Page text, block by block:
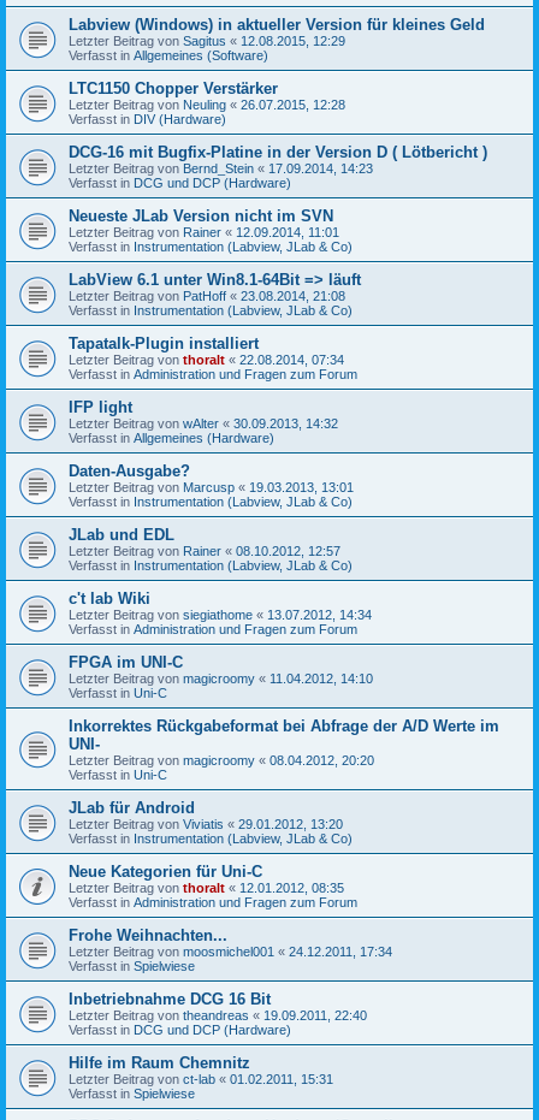
Labview (Windows) in aktueller Version für kleines Geld
Letzter Beitrag von Sagitus « 12.08.2015, 12:29
Verfasst in Allgemeines (Software)
LTC1150 Chopper Verstärker
Letzter Beitrag von Neuling « 26.07.2015, 12:28
Verfasst in DIV (Hardware)
DCG-16 mit Bugfix-Platine in der Version D ( Lötbericht )
Letzter Beitrag von Bernd_Stein « 17.09.2014, 14:23
Verfasst in DCG und DCP (Hardware)
Neueste JLab Version nicht im SVN
Letzter Beitrag von Rainer « 12.09.2014, 11:01
Verfasst in Instrumentation (Labview, JLab & Co)
LabView 6.1 unter Win8.1-64Bit => läuft
Letzter Beitrag von PatHoff « 23.08.2014, 21:08
Verfasst in Instrumentation (Labview, JLab & Co)
Tapatalk-Plugin installiert
Letzter Beitrag von thoralt « 22.08.2014, 07:34
Verfasst in Administration und Fragen zum Forum
IFP light
Letzter Beitrag von wAlter « 30.09.2013, 14:32
Verfasst in Allgemeines (Hardware)
Daten-Ausgabe?
Letzter Beitrag von Marcusp « 19.03.2013, 13:01
Verfasst in Instrumentation (Labview, JLab & Co)
JLab und EDL
Letzter Beitrag von Rainer « 08.10.2012, 12:57
Verfasst in Instrumentation (Labview, JLab & Co)
c't lab Wiki
Letzter Beitrag von siegiathome « 13.07.2012, 14:34
Verfasst in Administration und Fragen zum Forum
FPGA im UNI-C
Letzter Beitrag von magicroomy « 11.04.2012, 14:10
Verfasst in Uni-C
Inkorrektes Rückgabeformat bei Abfrage der A/D Werte im
UNI-
Letzter Beitrag von magicroomy « 08.04.2012, 20:20
Verfasst in Uni-C
JLab für Android
Letzter Beitrag von Viviatis « 29.01.2012, 13:20
Verfasst in Instrumentation (Labview, JLab & Co)
Neue Kategorien für Uni-C
Letzter Beitrag von thoralt « 12.01.2012, 08:35
Verfasst in Administration und Fragen zum Forum
Frohe Weihnachten...
Letzter Beitrag von moosmichel001 « 24.12.2011, 17:34
Verfasst in Spielwiese
Inbetriebnahme DCG 16 Bit
Letzter Beitrag von theandreas « 19.09.2011, 22:40
Verfasst in DCG und DCP (Hardware)
Hilfe im Raum Chemnitz
Letzter Beitrag von ct-lab « 01.02.2011, 15:31
Verfasst in Spielwiese